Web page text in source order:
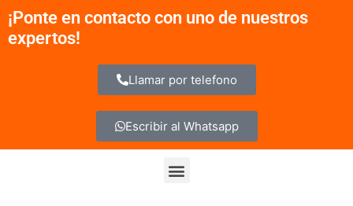
contenido
¡Ponte en contacto con uno de nuestros
expertos!
Llamar por telefono
Escribir al Whatsapp
Menu